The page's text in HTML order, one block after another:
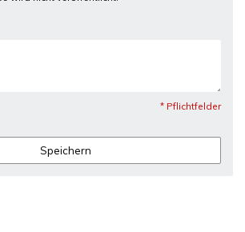
* Pflichtfelder
Speichern